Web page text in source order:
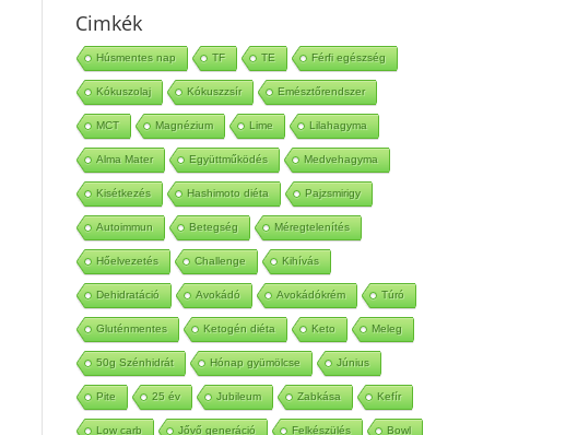
Cimkék
Húsmentes nap TF TE Férfi egészség
Kókuszolaj Kókuszzsír Emésztőrendszer
MCT Magnézium Lime Lilahagyma
Alma Mater Együttműködés Medvehagyma
Kisétkezés Hashimoto diéta Pajzsmirigy
Autoimmun Betegség Méregtelenítés
Hőelvezetés Challenge Kihívás
Dehidratáció Avokádó Avokádókrém Túró
Gluténmentes Ketogén diéta Keto Meleg
50g Szénhidrát Hónap gyümölcse Június
Pite 25 év Jubileum Zabkása Kefír